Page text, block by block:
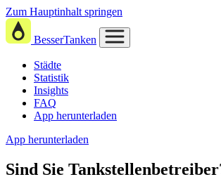
Zum Hauptinhalt springen
BesserTanken
Städte
Statistik
Insights
FAQ
App herunterladen
App herunterladen
Sind Sie